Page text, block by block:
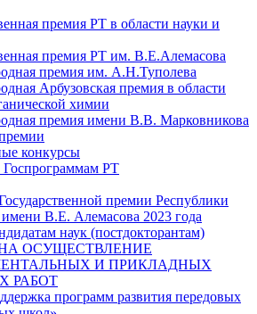
премия РТ в области науки и
премия РТ им. В.Е.Алемасова
премия им. А.Н.Туполева
Арбузовская премия в области
химии
премия имени В.В. Марковникова
конкурсы
Госпрограммам РТ
премии Республики
имени В.Е. Алемасова 2023 года
наук (постдокторантам)
ОСУЩЕСТВЛЕНИЕ
И ПРИКЛАДНЫХ
РАБОТ
программ развития передовых